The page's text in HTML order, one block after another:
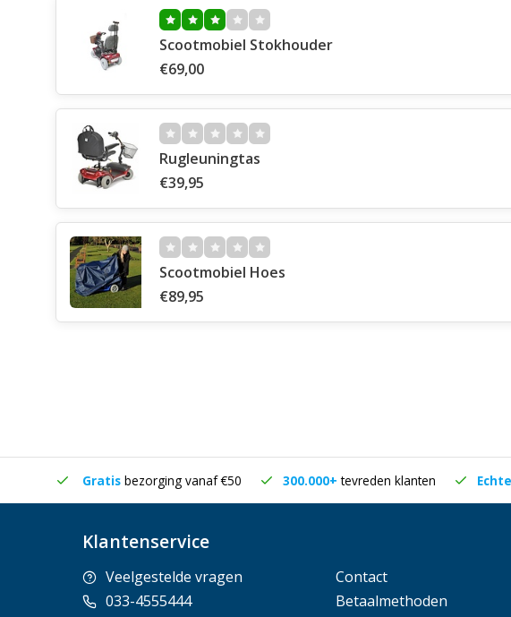
Scootmobiel Stokhouder
€69,00
Rugleuningtas
€39,95
Scootmobiel Hoes
€89,95
Gratis bezorging vanaf €50 300.000+tevreden klanten
Klantenservice
Veelgestelde vragen
033-4555444
Contact
Betaalmethoden